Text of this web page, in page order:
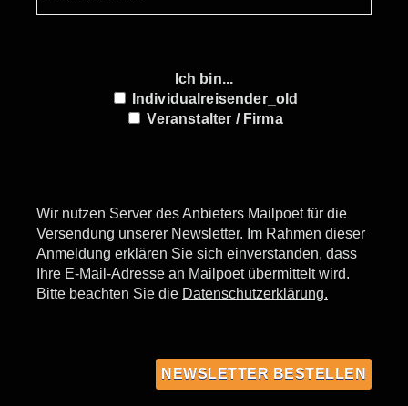
Ich bin...
Individualreisender_old
Veranstalter / Firma
Wir nutzen Server des Anbieters Mailpoet für die
Versendung unserer Newsletter. Im Rahmen dieser
Anmeldung erklären Sie sich einverstanden, dass
Ihre E-Mail-Adresse an Mailpoet übermittelt wird.
Bitte beachten Sie die Datenschutzerklärung.